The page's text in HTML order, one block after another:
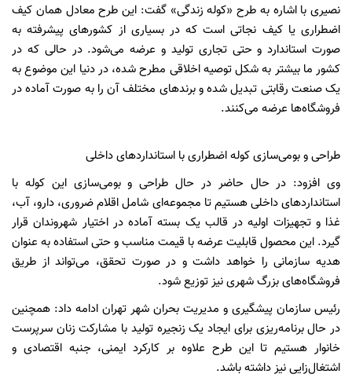
نصیری با اشاره به طرح «کوله زندگی» گفت: این طرح معادل همان کیف
اضطراری یا کیف نجاتی است که در بسیاری از کشورهای پیشرفته به‌
صورت استاندارد و حتی تجاری تولید و عرضه می‌شود. در حالی که در
کشور ما بیشتر به شکل توصیه اخلاقی مطرح شده، در دنیا این موضوع به
یک صنعت رقابتی تبدیل شده و برندهای مختلف آن را به صورت آماده در
فروشگاه‌ها عرضه می‌کنند.
طراحی و بومی‌سازی کوله اضطراری با استانداردهای داخلی
وی افزود: در حال حاضر در حال طراحی و بومی‌سازی این کوله با
استانداردهای داخلی هستیم تا مجموعه‌ای شامل اقلام ضروری، دارو، آب،
غذا و تجهیزات اولیه در قالب یک بسته آماده در اختیار شهروندان قرار
گیرد. این محصول قابلیت عرضه با قیمت مناسب و حتی استفاده به عنوان
هدیه سازمانی را خواهد داشت و در صورت تحقق، می‌تواند از طریق
فروشگاه‌های بزرگ شهری نیز توزیع شود.
رئیس سازمان پیشگیری و مدیریت بحران شهر تهران ادامه داد: همچنین
در حال برنامه‌ریزی برای ایجاد یک زنجیره تولید با مشارکت زنان سرپرست
خانوار هستیم تا این طرح علاوه بر کارکرد ایمنی، جنبه اقتصادی و
اشتغال‌زایی نیز داشته باشد.